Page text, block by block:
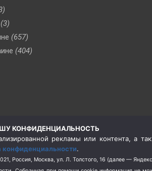
(3)
(657)
(404)
КОНФИДЕНЦИАЛЬНОСТЬ
рекламы или контента, а
конфиденциальности.
Россия, Москва, ул. Л. Толстого, 16 (далее —